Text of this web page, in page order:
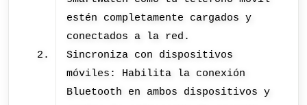
estén completamente cargados y
conectados a la red.
Sincroniza con dispositivos
móviles: Habilita la conexión
Bluetooth en ambos dispositivos y